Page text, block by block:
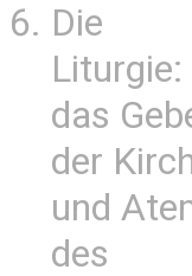
Die
Liturgie:
das
der
und
des